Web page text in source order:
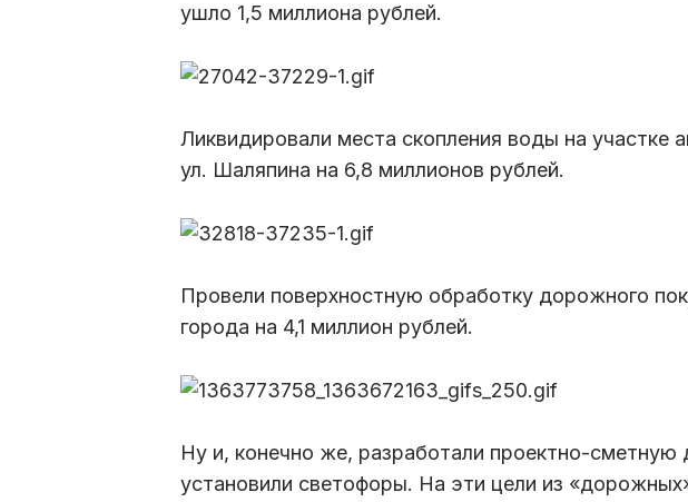
ушло 1,5 миллиона рублей.
Ликвидировали места скопления воды на участке
ул. Шаляпина на 6,8 миллионов рублей.
Провели поверхностную обработку дорожного
города на 4,1 миллион рублей.
Ну и, конечно же, разработали проектно-
установили светофоры. На эти цели из